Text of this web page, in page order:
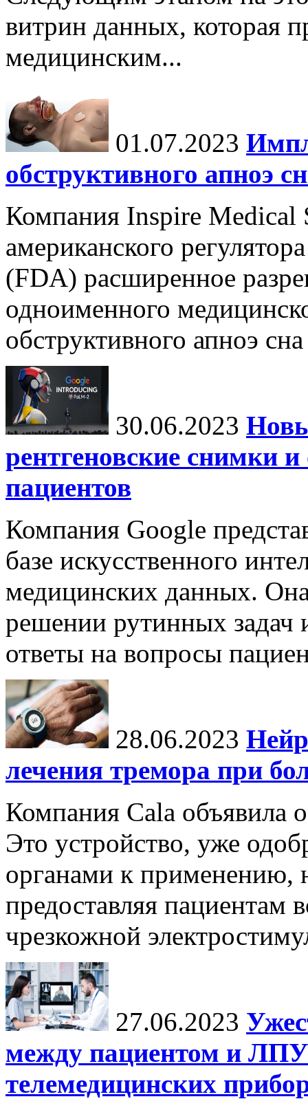
витрин данных, которая
медицинским...
01.07.2023
обструктивного апноэ
Компания Inspire Medical
американского
(FDA) расширенное
одноименного
обструктивного апноэ
30.06.2023
рентгеновские снимки
пациентов
Компания Google
базе искусственного
медицинских данных.
решении рутинных задач
ответы на вопросы
28.06.2023
лечения тремора при
Компания Cala объявила
Это устройство, уже
органами к применению,
предоставляя пациентам
чрезкожной
27.06.2023
между пациентом и
телемедицинских